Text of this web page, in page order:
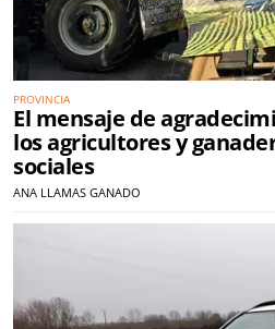
PROVINCIA
El mensaje de
los agricultores y
sociales
ANA LLAMAS GANADO